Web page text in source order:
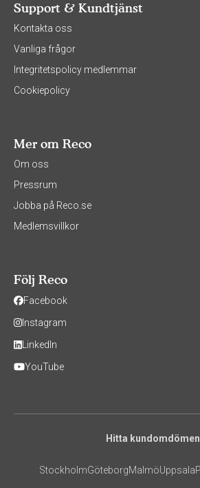
Support & Kundtjänst
Kontakta oss
Vanliga frågor
Integritetspolicy medlemmar
Cookiepolicy
Mer om Reco
Om oss
Pressrum
Jobba på Reco.se
Medlemsvillkor
Följ Reco
Facebook
Instagram
LinkedIn
YouTube
Hitta
StockholmGöteborgMalmöUppsala